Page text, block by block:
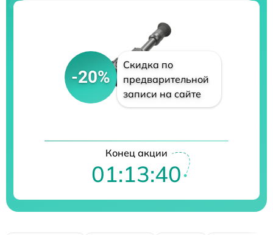
-20%
Скидка по
предварительной
записи на сайте
Конец акции
01:13:39